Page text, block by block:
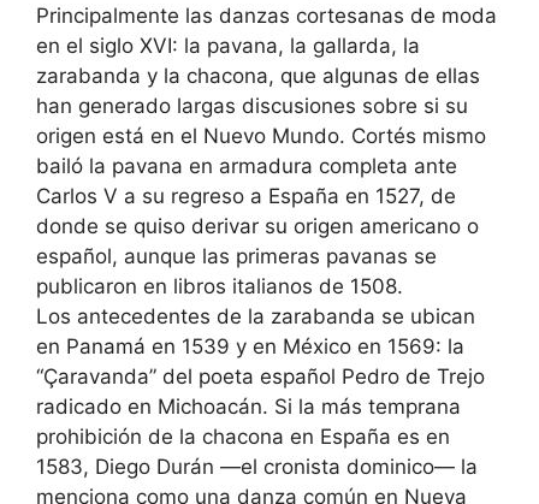
Principalmente las danzas cortesanas de moda
en el siglo XVI: la pavana, la gallarda, la
zarabanda y la chacona, que algunas de ellas
han generado largas discusiones sobre si su
origen está en el Nuevo Mundo. Cortés mismo
bailó la pavana en armadura completa ante
Carlos V a su regreso a España en 1527, de
donde se quiso derivar su origen americano o
español, aunque las primeras pavanas se
publicaron en libros italianos de 1508.
Los antecedentes de la zarabanda se ubican
en Panamá en 1539 y en México en 1569: la
“Çaravanda” del poeta español Pedro de Trejo
radicado en Michoacán. Si la más temprana
prohibición de la chacona en España es en
1583, Diego Durán —el cronista dominico— la
menciona como una danza común en Nueva